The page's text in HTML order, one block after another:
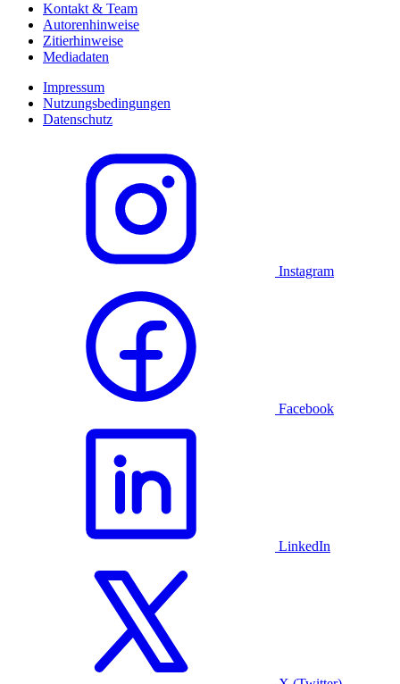
Kontakt & Team
Autorenhinweise
Zitierhinweise
Mediadaten
Impressum
Nutzungsbedingungen
Datenschutz
Instagram
Facebook
LinkedIn